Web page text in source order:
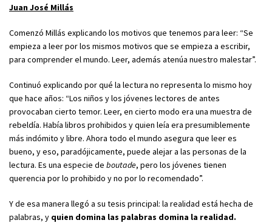
Juan José Millás
Comenzó Millás explicando los motivos que tenemos para leer: “Se
empieza a leer por los mismos motivos que se empieza a escribir,
para comprender el mundo. Leer, además atenúa nuestro malestar”.
Continuó explicando por qué la lectura no representa lo mismo hoy
que hace años: “Los niños y los jóvenes lectores de antes
provocaban cierto temor. Leer, en cierto modo era una muestra de
rebeldía. Había libros prohibidos y quien leía era presumiblemente
más indómito y libre. Ahora todo el mundo asegura que leer es
bueno, y eso, paradójicamente, puede alejar a las personas de la
lectura. Es una especie de boutade, pero los jóvenes tienen
querencia por lo prohibido y no por lo recomendado”.
Y de esa manera llegó a su tesis principal: la realidad está hecha de
palabras, y quien domina las palabras domina la realidad.